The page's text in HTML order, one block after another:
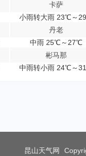
卡萨
小雨转大雨 23℃～
丹老
中雨 25℃～27℃
彬马那
中雨转小雨 24℃～
昆山天气网